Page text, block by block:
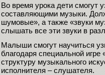
Во время урока дети смогут
составляющими музыки.
шумовые», а также «звуки
слышать все эти звуки в
Малыши смогут научиться
благодаря специальной игре
структуру музыкального
исполнителя – слушателя.